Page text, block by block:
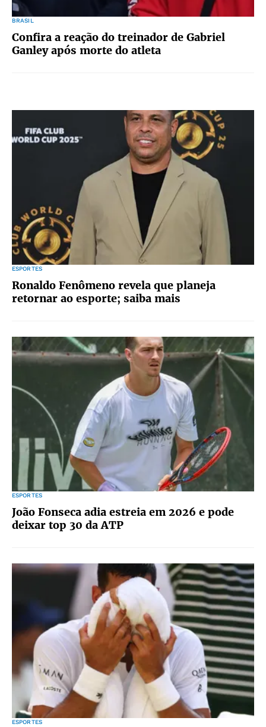
BRASIL
Confira a reação do treinador de Gabriel
Ganley após morte do atleta
ESPORTES
Ronaldo Fenômeno revela que planeja
retornar ao esporte; saiba mais
ESPORTES
João Fonseca adia estreia em 2026 e pode
deixar top 30 da ATP
ESPORTES